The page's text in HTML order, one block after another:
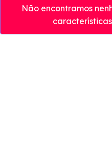
Não encontramos